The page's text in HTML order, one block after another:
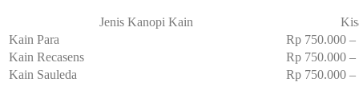
Jenis Kanopi Kain
Kain Para
Rp 750.000
Kain Recasens
Rp 750.000
Kain Sauleda
Rp 750.000